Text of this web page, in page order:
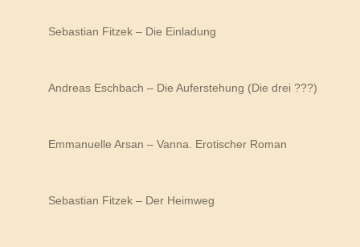
Sebastian Fitzek – Die Einladung
Andreas Eschbach – Die Auferstehung (Die drei ???)
Emmanuelle Arsan – Vanna. Erotischer Roman
Sebastian Fitzek – Der Heimweg